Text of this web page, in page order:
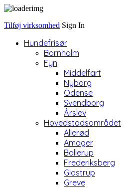
Tilføj virksomhed Sign In
Hundefrisør
Bornholm
Fyn
Middelfart
Nyborg
Odense
Svendborg
Årslev
Hovedstadsområdet
Allerød
Amager
Ballerup
Frederiksberg
Glostrup
Greve